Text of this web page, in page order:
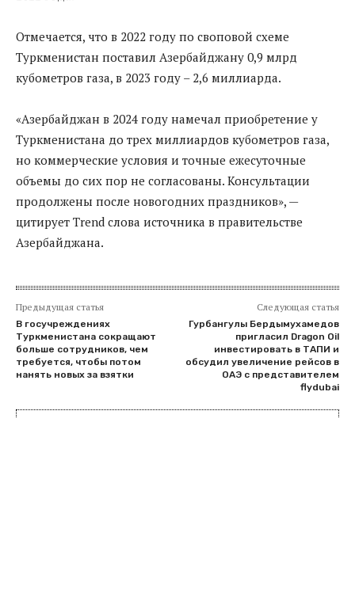
Отмечается, что в 2022 году по своповой схеме
Туркменистан поставил Азербайджану 0,9 млрд
кубометров газа, в 2023 году – 2,6 миллиарда.
«Азербайджан в 2024 году намечал приобретение у
Туркменистана до трех миллиардов кубометров газа,
но коммерческие условия и точные ежесуточные
объемы до сих пор не согласованы. Консультации
продолжены после новогодних праздников», —
цитирует Trend слова источника в правительстве
Азербайджана.
Предыдущая статья
В госучреждениях
Туркменистана сокращают
больше сотрудников, чем
требуется, чтобы потом
нанять новых за взятки
Следующая статья
Гурбангулы Бердымухамедов
пригласил Dragon Oil
инвестировать в ТАПИ и
обсудил увеличение рейсов в
ОАЭ с представителем
flydubai